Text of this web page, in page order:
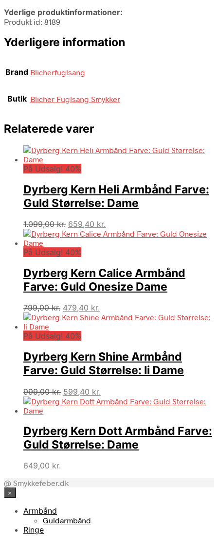
Yderlige produktinformationer:
Produkt id: 8189
Yderligere information
Brand Blicherfuglsang
Butik Blicher Fuglsang Smykker
Relaterede varer
På Udsalg! 40%
Dyrberg Kern Heli Armbånd Farve:
Guld Størrelse: Dame
1.099,00kr. Den
oprindelige
var:
659,40 kr.
aktuelle
På Udsalg! 40%
Dyrberg Kern Calice Armbånd
Farve: Guld Onesize Dame
799,00kr. Den
oprindelige
var:
479,40 kr.
aktuelle
På Udsalg! 40%
Dyrberg Kern Shine Armbånd
Farve: Guld Størrelse: Ii Dame
999,00kr. Den
oprindelige
999,00 kr..
599,40 kr.
aktuelle
599,40 kr..
Dyrberg Kern Dott Armbånd Farve:
Guld Størrelse: Dame
649,00 kr.
@ Smykkefeber.dk
×
Armbånd
Guldarmbånd
Ringe